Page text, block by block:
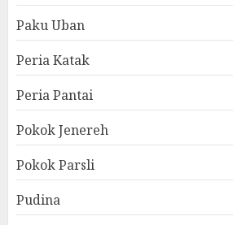
Paku Uban
Peria Katak
Peria Pantai
Pokok Jenereh
Pokok Parsli
Pudina